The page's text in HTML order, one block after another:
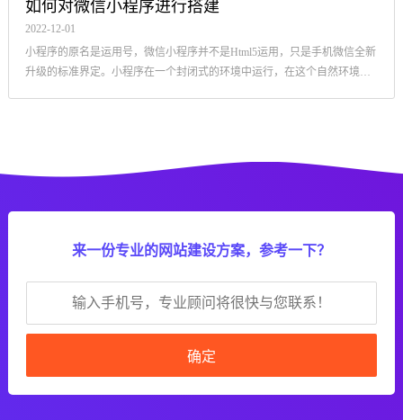
如何对微信小程序进行搭建
2022-12-01
小程序的原名是运用号，微信小程序并不是Html5运用，只是手机微信全新
升级的标准界定。小程序在一个封闭式的环境中运行，在这个自然环境中
来一份专业的网站建设方案，参考一下？
确定